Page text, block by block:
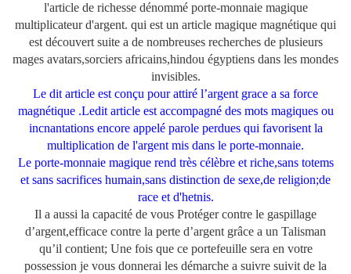
l'article de richesse dénommé porte-monnaie magique
multiplicateur d'argent. qui est un article magique magnétique qui
est découvert suite a de nombreuses recherches de plusieurs
mages avatars,sorciers africains,hindou égyptiens dans les mondes
invisibles.
Le dit article est conçu pour attiré l’argent grace a sa force
magnétique .Ledit article est accompagné des mots magiques ou
incnantations encore appelé parole perdues qui favorisent la
multiplication de l'argent mis dans le porte-monnaie.
Le porte-monnaie magique rend très célèbre et riche,sans totems
et sans sacrifices humain,sans distinction de sexe,de religion;de
race et d'hetnis.
Il a aussi la capacité de vous Protéger contre le gaspillage
d’argent,efficace contre la perte d’argent grâce a un Talisman
qu’il contient; Une fois que ce portefeuille sera en votre
possession je vous donnerai les démarche a suivre suivit de la